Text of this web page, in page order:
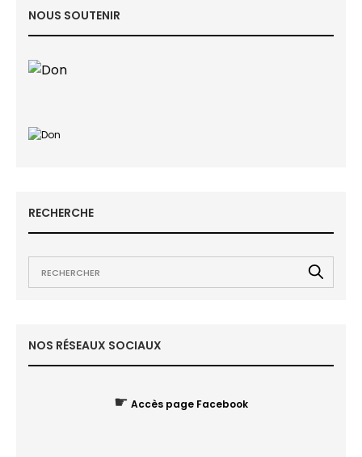
NOUS SOUTENIR
RECHERCHE
NOS RÉSEAUX SOCIAUX
☛ Accès page Facebook